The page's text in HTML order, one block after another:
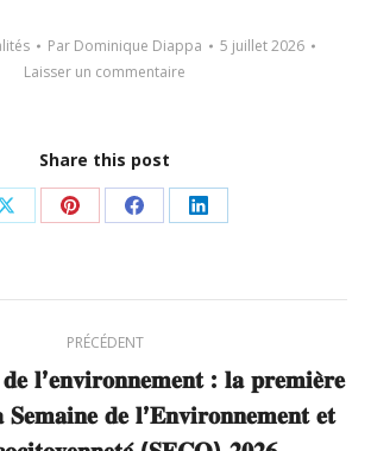
Par Dominique Diappa
5 juillet 2026
Laisser un commentaire
Share this post
Partager
X
Partager
Pinterest
Partager
Facebook
Partager
LinkedIn
PRÉCÉDENT
Article
𝐥’𝐞𝐧𝐯𝐢𝐫𝐨𝐧𝐧𝐞𝐦𝐞𝐧𝐭 : 𝐥𝐚 𝐩𝐫𝐞𝐦𝐢𝐞̀𝐫𝐞
𝐒𝐞𝐦𝐚𝐢𝐧𝐞 𝐝𝐞 𝐥’𝐄𝐧𝐯𝐢𝐫𝐨𝐧𝐧𝐞𝐦𝐞𝐧𝐭 𝐞𝐭